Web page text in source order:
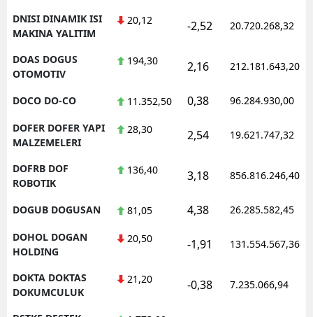
DNISI DINAMIK ISI
MAKINA YALITIM
20,12 -2,52 20.720.268,32
DOAS DOGUS
OTOMOTIV
194,30 2,16 212.181.643,20
DOCO DO-CO 11.352,50 0,38 96.284.930,00
DOFER DOFER YAPI
MALZEMELERI
28,30 2,54 19.621.747,32
DOFRB DOF
ROBOTIK
136,40 3,18 856.816.246,40
DOGUB DOGUSAN 81,05 4,38 26.285.582,45
DOHOL DOGAN
HOLDING
20,50 -1,91 131.554.567,36
DOKTA DOKTAS
DOKUMCULUK
21,20 -0,38 7.235.066,94